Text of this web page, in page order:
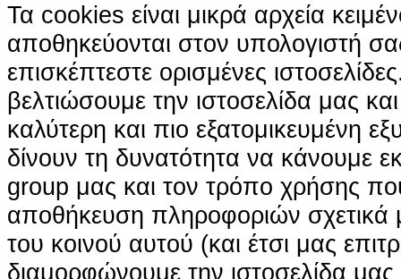
Τα cookies είναι μικρά αρχεία
αποθηκεύονται στον υπολογιστή
επισκέπτεστε ορισμένες
βελτιώσουμε την ιστοσελίδα μας
καλύτερη και πιο εξατομικευμένη
δίνουν τη δυνατότητα να κάνουμε
group μας και τον τρόπο χρήσης
αποθήκευση πληροφοριών σχετικά
του κοινού αυτού (και έτσι μας
διαμορφώνουμε την ιστοσελίδα